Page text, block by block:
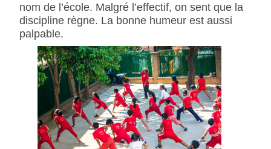
nom de l’école. Malgré l’effectif, on sent que la
discipline règne. La bonne humeur est aussi
palpable.